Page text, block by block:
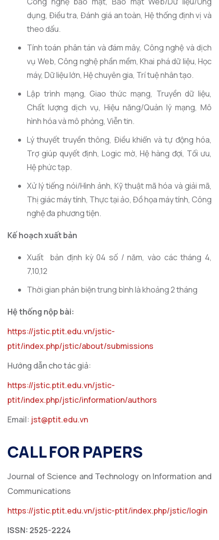
dụng, Điều tra, Đánh giá an toàn, Hệ thống định vị và
theo dấu.
Tính toán phân tán và đám mây, Công nghệ và dịch
vụ Web, Công nghệ phần mềm, Khai phá dữ liệu, Học
máy, Dữ liệu lớn, Hệ chuyên gia, Trí tuệ nhân tạo.
Lập trình mạng, Giao thức mạng, Truyền dữ liệu,
Chất lượng dịch vụ, Hiệu năng/Quản lý mạng, Mô
hình hóa và mô phỏng, Viễn tin.
Lý thuyết truyền thông, Điều khiển và tự động hóa,
Trợ giúp quyết định, Logic mờ, Hệ hàng đợi, Tối ưu,
Hệ phức tạp.
Xử lý tiếng nói/Hình ảnh, Kỹ thuật mã hóa và giải mã,
Thị giác máy tính, Thực tại ảo, Đồ họa máy tính, Công
nghệ đa phương tiện.
Kế hoạch xuất bản
Xuất bản định kỳ 04 số / năm, vào các tháng 4,
7,10,12
Thời gian phản biện trung bình là khoảng 2 tháng
Hệ thống nộp bài:
https://jstic.ptit.edu.vn/jstic-
ptit/index.php/jstic/about/submissions
Hướng dẫn cho tác giả:
https://jstic.ptit.edu.vn/jstic-
ptit/index.php/jstic/information/authors
Email: jst@ptit.edu.vn
CALL FOR PAPERS
Journal of Science and Technology on Information and
Communications
https://jstic.ptit.edu.vn/jstic-ptit/index.php/jstic/login
ISSN: 2525-2224